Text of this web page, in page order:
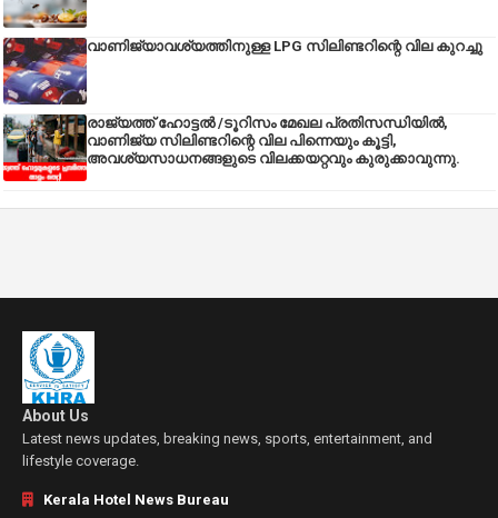
വാണിജ്യാവശ്യത്തിനുള്ള LPG സിലിണ്ടറിന്റെ വില കുറച്ചു
രാജ്യത്ത് ഹോട്ടൽ /ടൂറിസം മേഖല പ്രതിസന്ധിയിൽ,
വാണിജ്യ സിലിണ്ടറിന്റെ വില പിന്നെയും കൂട്ടി,
അവശ്യസാധനങ്ങളുടെ വിലക്കയറ്റവും കുരുക്കാവുന്നു.
About Us
Latest news updates, breaking news, sports, entertainment, and
lifestyle coverage.
Kerala Hotel News Bureau